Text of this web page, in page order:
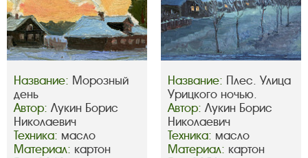
Название: Морозный
день
Автор: Лукин Борис
Николаевич
Техника: масло
Материал: картон
Название: Плес. Улица
Урицкого ночью.
Автор: Лукин Борис
Николаевич
Техника: масло
Материал: картон